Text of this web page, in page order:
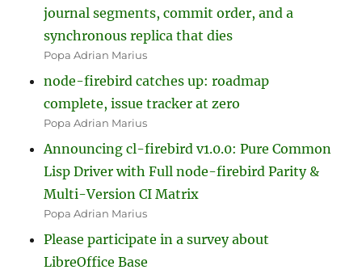
journal segments, commit order, and a
synchronous replica that dies
Popa Adrian Marius
node-firebird catches up: roadmap
complete, issue tracker at zero
Popa Adrian Marius
Announcing cl-firebird v1.0.0: Pure Common
Lisp Driver with Full node-firebird Parity &
Multi-Version CI Matrix
Popa Adrian Marius
Please participate in a survey about
LibreOffice Base